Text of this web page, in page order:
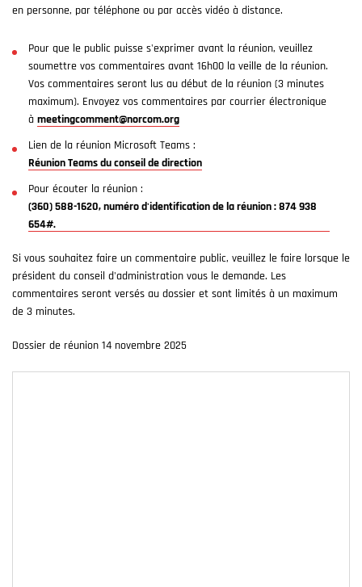
en personne, par téléphone ou par accès vidéo à distance.
Pour que le public puisse s'exprimer avant la réunion, veuillez
soumettre vos commentaires avant 16h00 la veille de la réunion.
Vos commentaires seront lus au début de la réunion (3 minutes
maximum). Envoyez vos commentaires par courrier électronique
à meetingcomment@norcom.org
Lien de la réunion Microsoft Teams :
Réunion Teams du conseil de direction
Pour écouter la réunion :
(360) 588-1620, numéro d'identification de la réunion : 874 938
654#.
Si vous souhaitez faire un commentaire public, veuillez le faire lorsque le
président du conseil d'administration vous le demande. Les
commentaires seront versés au dossier et sont limités à un maximum
de 3 minutes.
Dossier de réunion 14 novembre 2025